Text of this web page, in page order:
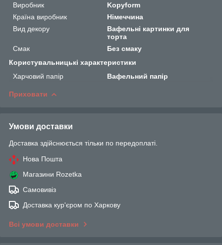
Виробник
Kopyform
Країна виробник
Німеччина
Вид декору
Вафельні картинки для
торта
Смак
Без смаку
Користувальницькі характеристики
Харчовий папір
Вафельний папір
Приховати
Умови доставки
Доставка здійснюється тільки по передоплаті.
Нова Пошта
Магазини Rozetka
Самовивіз
Доставка кур'єром по Харкову
Всі умови доставки